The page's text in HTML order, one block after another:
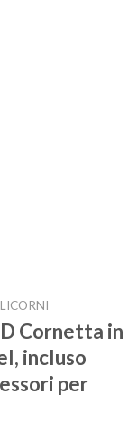
Cornetta in
incluso
per